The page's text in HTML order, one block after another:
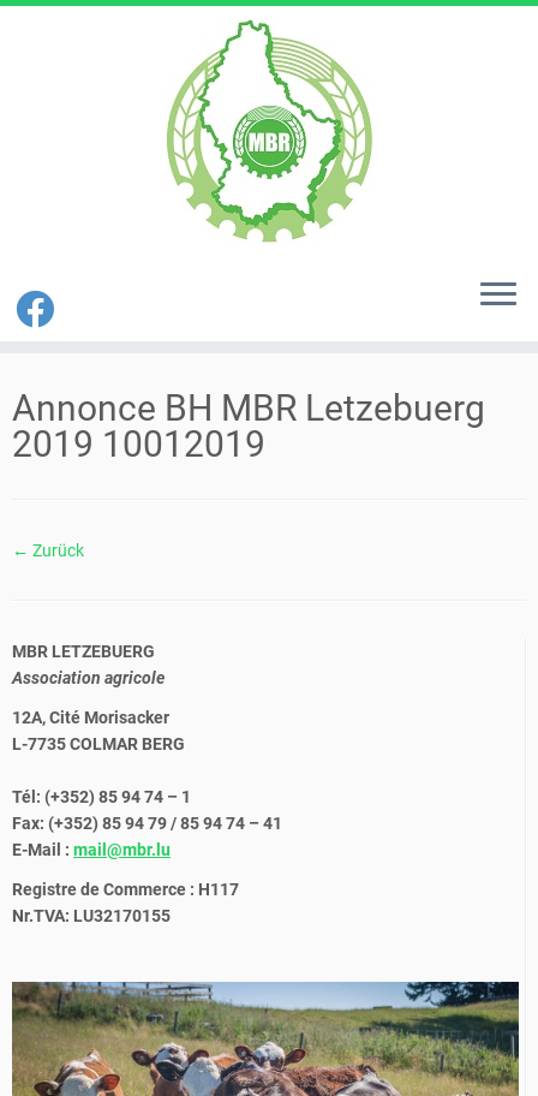
Inhalt
springen
Annonce BH MBR Letzebuerg
2019 10012019
← Zurück
MBR LETZEBUERG
Association agricole
12A, Cité Morisacker
L-7735 COLMAR BERG
Tél: (+352) 85 94 74 – 1
Fax: (+352) 85 94 79 / 85 94 74 – 41
E-Mail : mail@mbr.lu
Registre de Commerce : H117
Nr.TVA: LU32170155